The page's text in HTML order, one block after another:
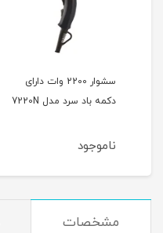
سشوار 2200 وات دارای
دکمه باد سرد مدل 7220N
ناموجود
مشخصات